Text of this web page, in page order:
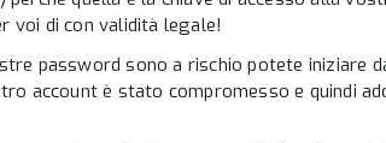
voi di con validità legale!
password sono a rischio potete iniziare
account è stato compromesso e quindi